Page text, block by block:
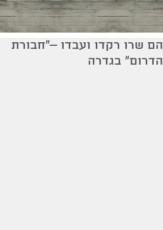
הם שרו רקדו ועבדו –"חבורת
הדרום" בגדרה